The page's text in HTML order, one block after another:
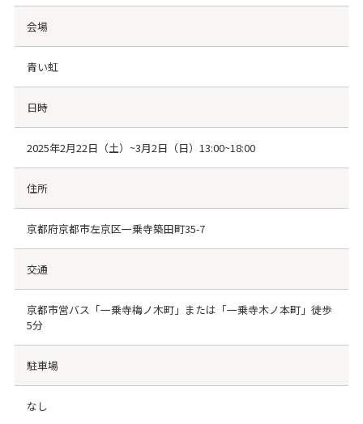
会場
青い虹
日時
2025年2月22日（土）~3月2日（日）13:00~18:00
住所
京都府京都市左京区一乗寺築田町35-7
交通
京都市営バス「一乗寺梅ノ木町」または「一乗寺木ノ本町」徒歩
5分
駐車場
なし